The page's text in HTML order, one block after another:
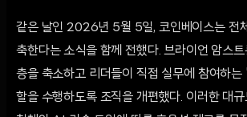
같은 날인 2026년 5월 5일, 코인베이스는 전
축한다는 소식을 함께 전했다. 브라이언 암스
층을 축소하고 리더들이 직접 실무에 참여하는
할을 수행하도록 조직을 개편했다. 이러한 대